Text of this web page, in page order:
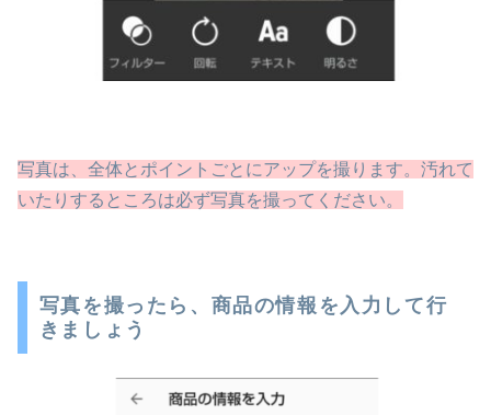
写真は、全体とポイントごとにアップを撮ります。汚れて
いたりするところは必ず写真を撮ってください。
写真を撮ったら、商品の情報を入力して行
きましょう